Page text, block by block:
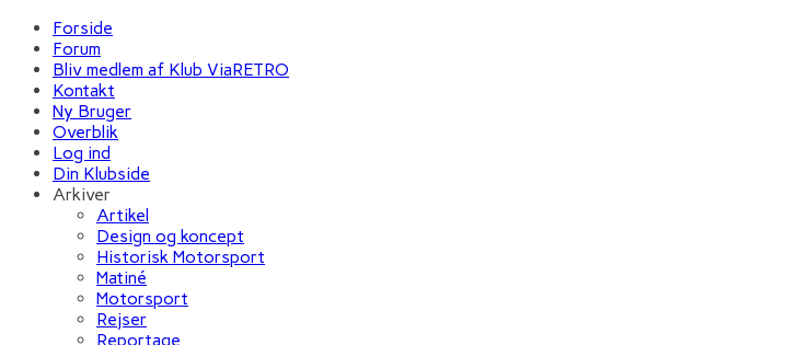
Forside
Forum
Bliv medlem af Klub ViaRETRO
Kontakt
Ny Bruger
Overblik
Log ind
Din Klubside
Arkiver
Artikel
Design og koncept
Historisk Motorsport
Matiné
Motorsport
Rejser
Reportage